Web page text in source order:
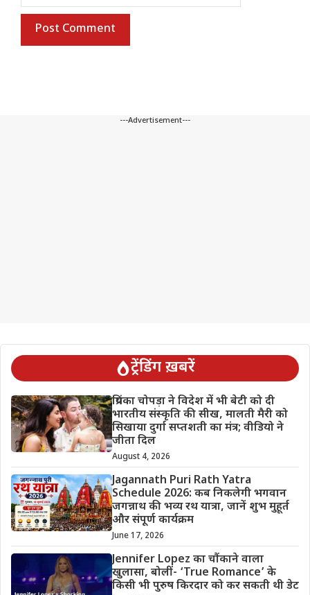
---Advertisement---
ट्रेंडिंग ख़बरें
प्रियंका चोपड़ा ने विदेश में भी बेटी को दी
भारतीय संस्कृति की सीख, मालती मैरी को
सिखाया दुर्गा सप्तशती का मंत्र; वीडियो ने
जीता दिल
August 4, 2026
Jagannath Puri Rath Yatra
Schedule 2026: कब निकलेगी भगवान
जगन्नाथ की भव्य रथ यात्रा, जानें शुभ मुहूर्त
और संपूर्ण कार्यक्रम
June 17, 2026
Jennifer Lopez का चौंकाने वाला
खुलासा, बोलीं- ‘True Romance’ के
किसी भी पुरुष किरदार को कर सकती थी डेट